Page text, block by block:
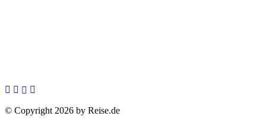
© Copyright 2026 by Reise.de